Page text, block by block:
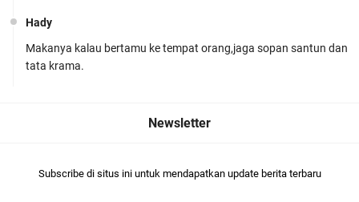
LPKA Lombok Tengah Ikuti Kegiatan Donor
Hady
Makanya kalau bertamu ke tempat orang,jaga sopan santun dan
tata krama.
Subscribe di situs ini untuk mendapatkan update berita terbaru